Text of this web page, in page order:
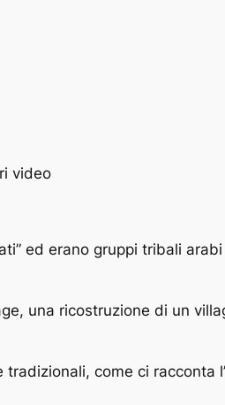
video
ed erano gruppi tribali
una ricostruzione di un
come ci racconta